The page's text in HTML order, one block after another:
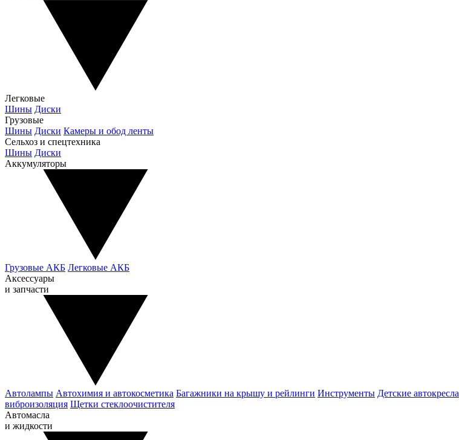
Легковые
Шины Диски
Грузовые
Шины Диски Камеры и обод ленты
Сельхоз и спецтехника
Шины Диски
Аккумуляторы
Грузовые АКБ Легковые АКБ
Аксессуары
и запчасти
Автолампы Автохимия и автокосметика Багажники на крышу и рейлинги Инструменты Детские автокресла
виброизоляция Щетки стеклоочистителя
Автомасла
и жидкости